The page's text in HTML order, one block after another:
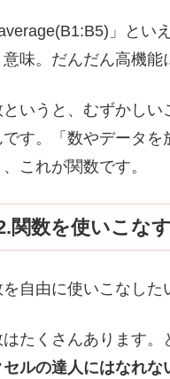
」とい
意味。だんだん高機能
というと、むずかし
です。「数やデータ
これが関数です。
関数を使いこな
を自由に使いこなし
はたくさんあります。
セルの達人にはなれな